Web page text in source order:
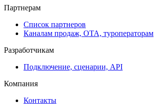
Партнерам
Список партнеров
Каналам продаж, ОТА, туроператорам
Разработчикам
Подключение, сценарии, API
Компания
Контакты